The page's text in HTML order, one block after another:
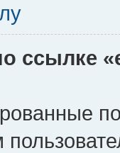
ссылке